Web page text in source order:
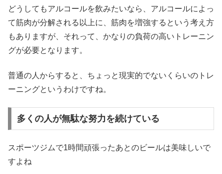
どうしてもアルコールを飲みたいなら、アルコールによっ
て筋肉が分解される以上に、筋肉を増強するという考え方
もありますが、それって、かなりの負荷の高いトレーニン
グが必要となります。
普通の人からすると、ちょっと現実的でないくらいのトレ
ーニングというわけですね。
多くの人が無駄な努力を続けている
スポーツジムで1時間頑張ったあとのビールは美味しいで
すよね